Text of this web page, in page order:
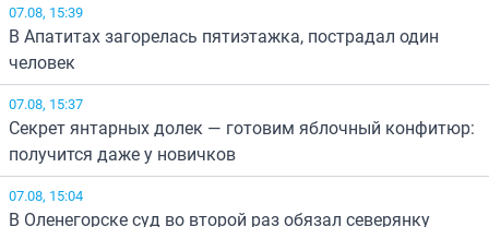
07.08, 15:39
В Апатитах загорелась пятиэтажка, пострадал один
человек
07.08, 15:37
Секрет янтарных долек — готовим яблочный конфитюр:
получится даже у новичков
07.08, 15:04
В Оленегорске суд во второй раз обязал северянку